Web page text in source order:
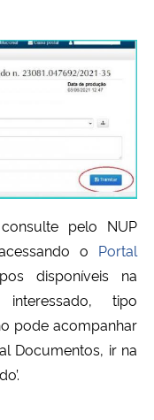
pelo NUP
o Portal
disponíveis na
tipo
pode acompanhar
Documentos, ir na